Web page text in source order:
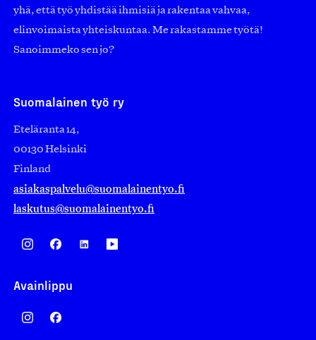
yhä, että työ yhdistää ihmisiä ja rakentaa vahvaa,
elinvoimaista yhteiskuntaa. Me rakastamme työtä!
Sanoimmeko sen jo?
Suomalainen työ ry
Eteläranta 14,
00130 Helsinki
Finland
asiakaspalvelu@suomalainentyo.fi
laskutus@suomalainentyo.fi
Avainlippu